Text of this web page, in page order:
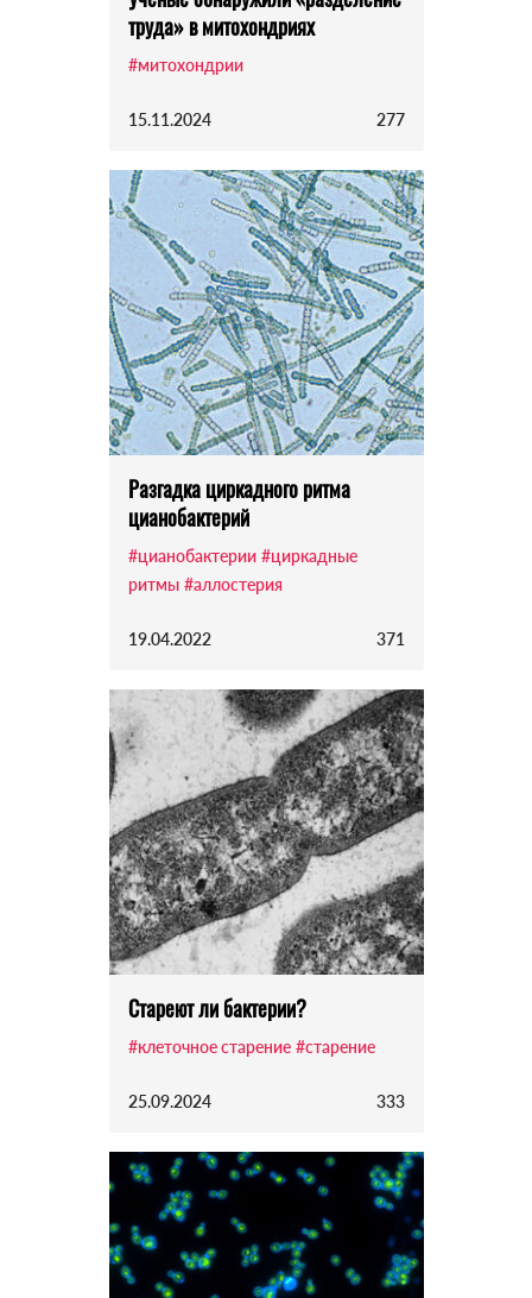
труда» в митохондриях
#митохондрии
15.11.2024 277
Разгадка циркадного ритма
цианобактерий
#цианобактерии #циркадные
ритмы #аллостерия
19.04.2022 371
Стареют ли бактерии?
#клеточное старение #старение
25.09.2024 333